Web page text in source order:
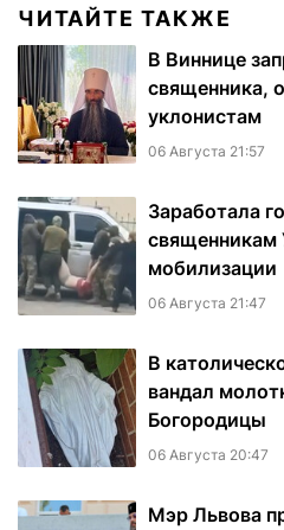
ЧИТАЙТЕ ТАКЖЕ
В Виннице
священника,
уклонистам
06 Августа 21:57
Заработала
священникам
мобилизации
06 Августа 21:47
В
вандал
Богородицы
06 Августа 20:47
Мэр Львова